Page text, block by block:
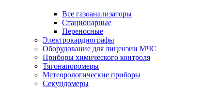
Все газоанализаторы
Cтационарные
Переносные
Электрокардиографы
Оборудование для лицензии МЧС
Приборы химического контроля
Тягонапоромеры
Метеорологические приборы
Секундомеры